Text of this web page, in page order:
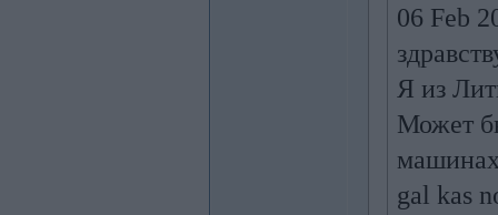
06 Feb
Я из
Может
gal kas